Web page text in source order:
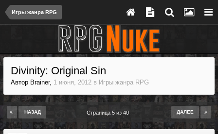
Игры жанра RPG
Divinity: Original Sin
Автор Brainer, 1 июня, 2012 в Игры жанра RPG
НАЗАД ДАЛЕЕ
Страница 5 из 40